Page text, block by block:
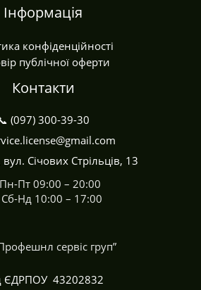
Інформація
конфіденційності
публічної оферти
Контакти
(097) 300-39-30
вул. Січових Стрільців, 13
Пт 09:00 – 20:00
Сб-Нд 10:00 – 17:00
сервіс груп”
ЄДРПОУ 43202832